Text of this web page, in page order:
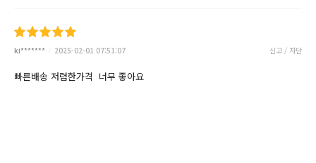
ki******* 2025-02-01 07:51:07 신고 / 차단
빠른배송 저렴한가격 너무 좋아요